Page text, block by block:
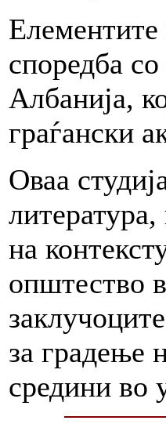
Елементите
споредба
Албанија,
граѓански
Оваа
на
општество
за градење
средини во